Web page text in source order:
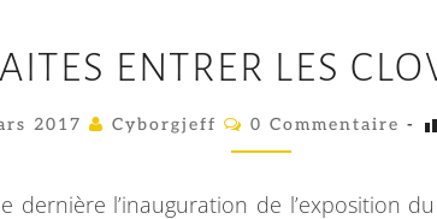
A
T
ENTRER LES
2017 Cyborgjeff
C
M
E
0 Commentaire -
dernière l’inauguration de l’exposition